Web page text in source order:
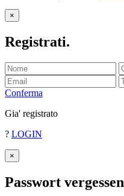
×
Registrati.
Conferma
Gia' registrato
? LOGIN
×
Passwort vergessen